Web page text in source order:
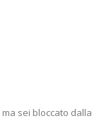
ma sei bloccato dalla